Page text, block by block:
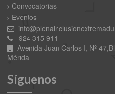
Convocatorias
Eventos
924 315 911
Avenida Juan Carlos I, Nº
Mérida
Síguenos